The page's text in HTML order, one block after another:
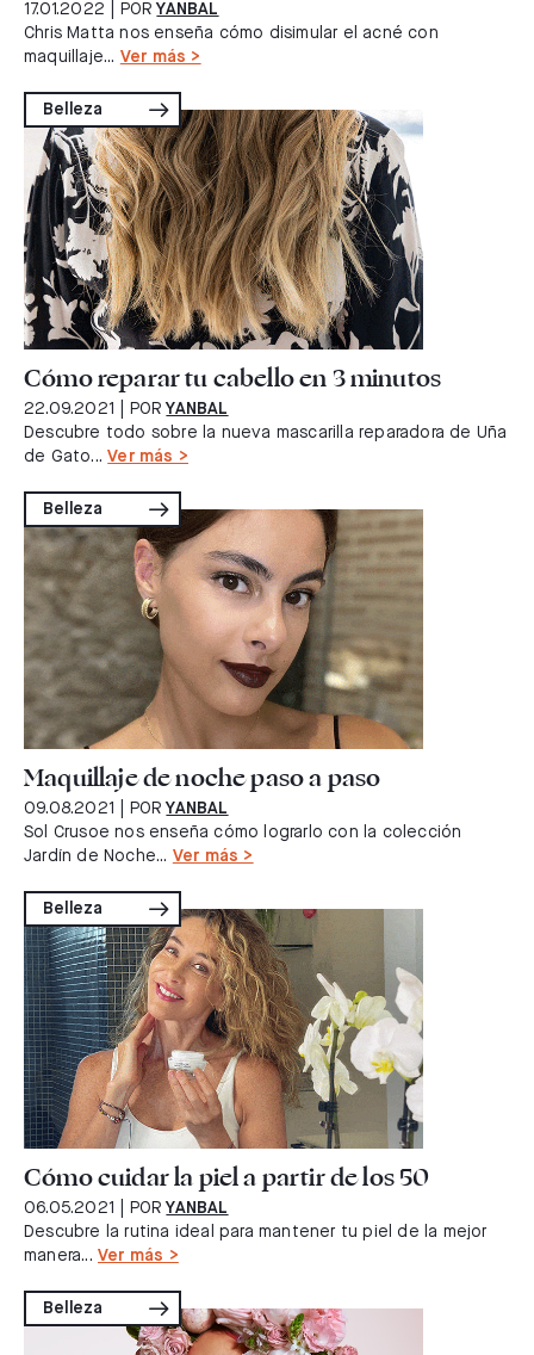
17.01.2022 | POR YANBAL
Chris Matta nos enseña cómo disimular el acné con
maquillaje... Ver más >
Belleza
Cómo reparar tu cabello en 3 minutos
22.09.2021 | POR YANBAL
Descubre todo sobre la nueva mascarilla reparadora de Uña
de Gato...Ver más >
Belleza
Maquillaje de noche paso a paso
09.08.2021 | POR YANBAL
Sol Crusoe nos enseña cómo lograrlo con la colección
Jardín de Noche... Ver más >
Belleza
Cómo cuidar la piel a partir de los 50
06.05.2021 | POR YANBAL
Descubre la rutina ideal para mantener tu piel de la mejor
manera...Ver más >
Belleza